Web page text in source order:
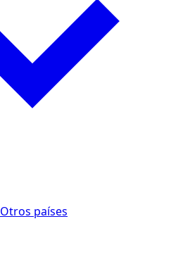
Otros países